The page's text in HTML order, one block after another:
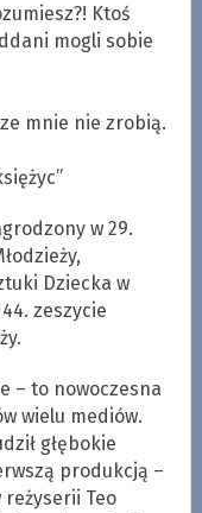
Ktoś
mogli sobie
mnie nie zrobią.
w 29.
Dziecka w
zeszycie
– to nowoczesna
wielu mediów.
głębokie
produkcją –
reżyserii Teo